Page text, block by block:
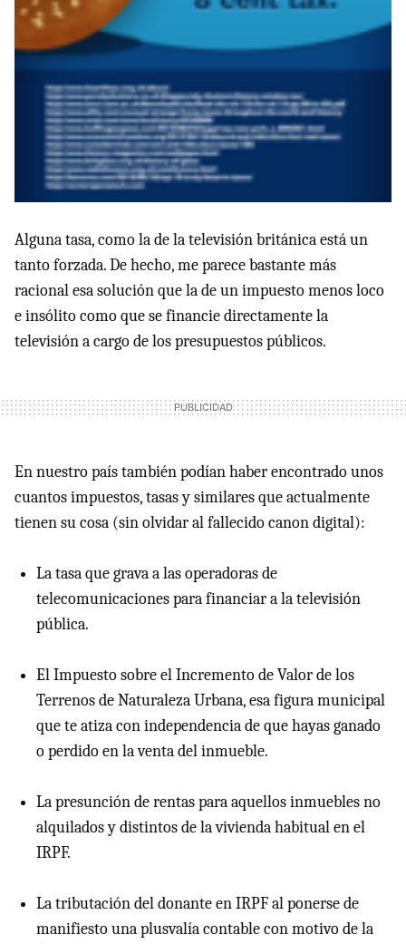
Alguna tasa, como la de la televisión británica está un
tanto forzada. De hecho, me parece bastante más
racional esa solución que la de un impuesto menos loco
e insólito como que se financie directamente la
televisión a cargo de los presupuestos públicos.
En nuestro país también podían haber encontrado unos
cuantos impuestos, tasas y similares que actualmente
tienen su cosa (sin olvidar al fallecido canon digital):
La tasa que grava a las operadoras de
telecomunicaciones para financiar a la televisión
pública.
El Impuesto sobre el Incremento de Valor de los
Terrenos de Naturaleza Urbana, esa figura municipal
que te atiza con independencia de que hayas ganado
o perdido en la venta del inmueble.
La presunción de rentas para aquellos inmuebles no
alquilados y distintos de la vivienda habitual en el
IRPF.
La tributación del donante en IRPF al ponerse de
manifiesto una plusvalía contable con motivo de la